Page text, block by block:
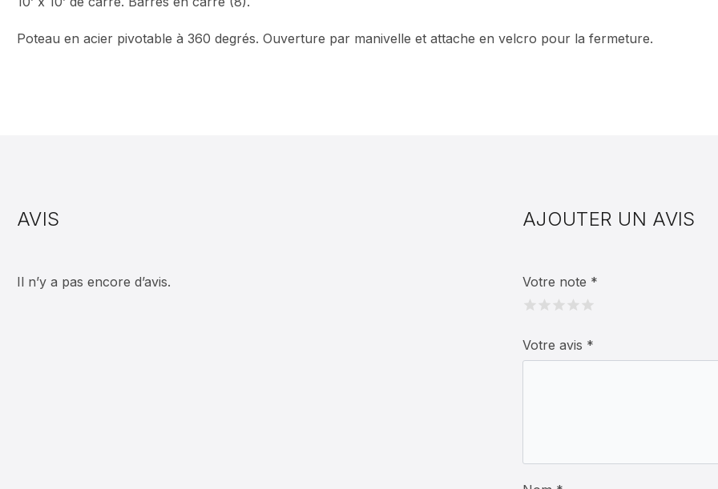
Poteau en acier pivotable à 360 degrés. Ouverture par manivelle et attache en velcro pour la fermeture.
AVIS
Il n’y a pas encore d’avis.
AJOUTER UN AVIS
Votre note *
Votre avis *